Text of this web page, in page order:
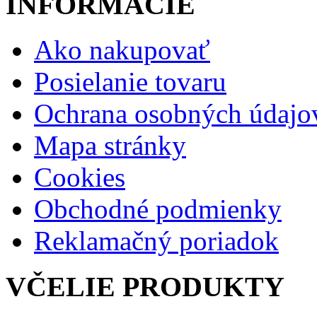
Ako nakupovať
Posielanie tovaru
Ochrana osobných
Mapa stránky
Cookies
Obchodné podmienky
Reklamačný poriadok
VČELIE PRODUKTY